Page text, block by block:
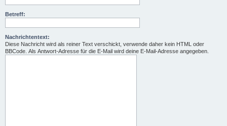
Betreff:
Nachrichtentext:
Diese Nachricht wird als reiner Text verschickt, verwende daher kein HTML oder
BBCode. Als Antwort-Adresse für die E-Mail wird deine E-Mail-Adresse angegeben.